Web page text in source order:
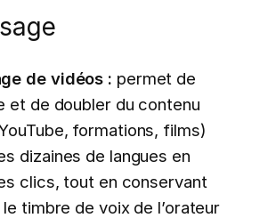
de vidéos : permet de
et de doubler du contenu
formations, films)
dizaines de langues en
clics, tout en conservant
timbre de voix de l’orateur